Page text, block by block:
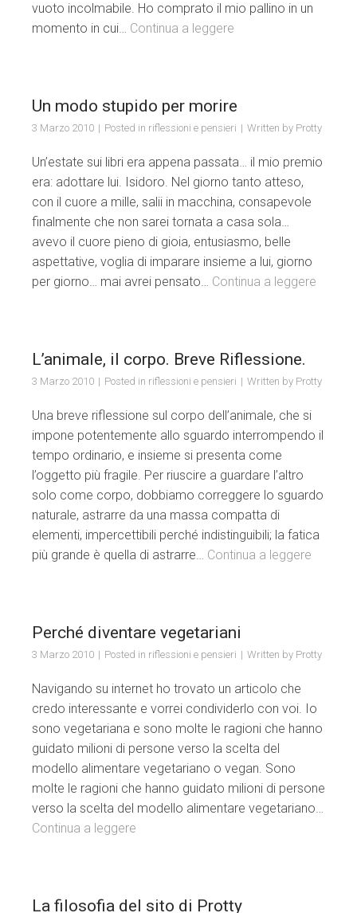
vuoto incolmabile. Ho comprato il mio pallino in un
momento in cui… Continua a leggere
Un modo stupido per morire
3 Marzo 2010 Posted in riflessioni e pensieri Written by Protty
Un’estate sui libri era appena passata… il mio premio
era: adottare lui. Isidoro. Nel giorno tanto atteso,
con il cuore a mille, salii in macchina, consapevole
finalmente che non sarei tornata a casa sola…
avevo il cuore pieno di gioia, entusiasmo, belle
aspettative, voglia di imparare insieme a lui, giorno
per giorno… mai avrei pensato… Continua a leggere
L’animale, il corpo. Breve Riflessione.
3 Marzo 2010 Posted in riflessioni e pensieri Written by Protty
Una breve riflessione sul corpo dell’animale, che si
impone potentemente allo sguardo interrompendo il
tempo ordinario, e insieme si presenta come
l’oggetto più fragile. Per riuscire a guardare l’altro
solo come corpo, dobbiamo correggere lo sguardo
naturale, astrarre da una massa compatta di
elementi, impercettibili perché indistinguibili; la fatica
più grande è quella di astrarre… Continua a leggere
Perché diventare vegetariani
3 Marzo 2010 Posted in riflessioni e pensieri Written by Protty
Navigando su internet ho trovato un articolo che
credo interessante e vorrei condividerlo con voi. Io
sono vegetariana e sono molte le ragioni che hanno
guidato milioni di persone verso la scelta del
modello alimentare vegetariano o vegan. Sono
molte le ragioni che hanno guidato milioni di persone
verso la scelta del modello alimentare vegetariano…
Continua a leggere
La filosofia del sito di Protty